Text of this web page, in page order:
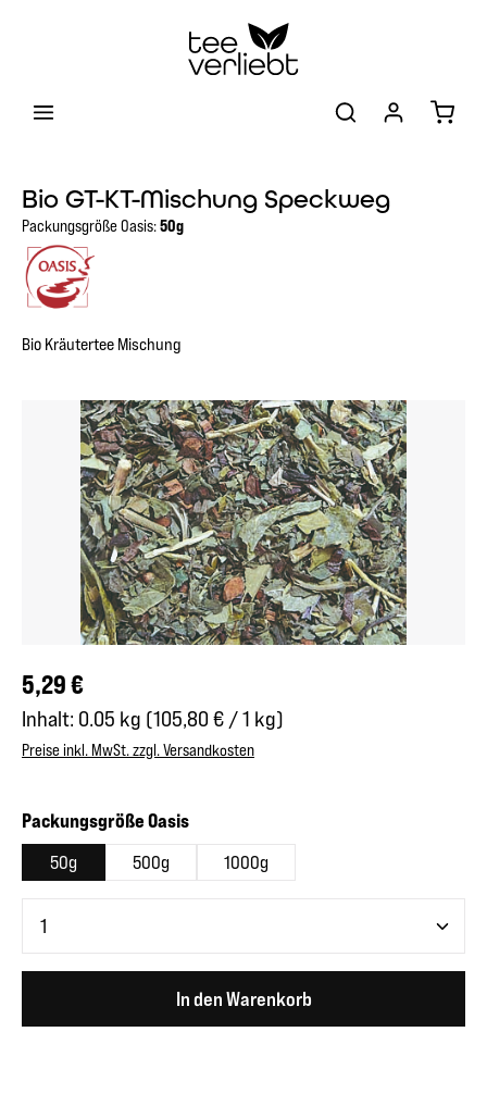
Bio GT-KT-Mischung Speckweg
Packungsgröße Oasis:50g
Bio Kräutertee Mischung
Bildergalerie überspringen
Regulärer Preis:
5,29 €
Inhalt: 0.05 kg (105,80 € / 1 kg)
Preise inkl. MwSt. zzgl. Versandkosten
Packungsgröße Oasisauswählen
50g 500g 1000g
In den Warenkorb